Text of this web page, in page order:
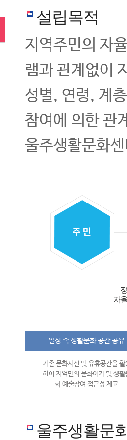
설립목적
지역주민의 자
램과 관계없이
성별, 연령, 계
참여에 의한 관
울주생활문화
일상 속 생활문화 공간 공유
기존 문화시설 및 유휴공간을 활
하여 지역민의 문화여가 및 생활
화 예술참여 접근성 제고
울주생활문